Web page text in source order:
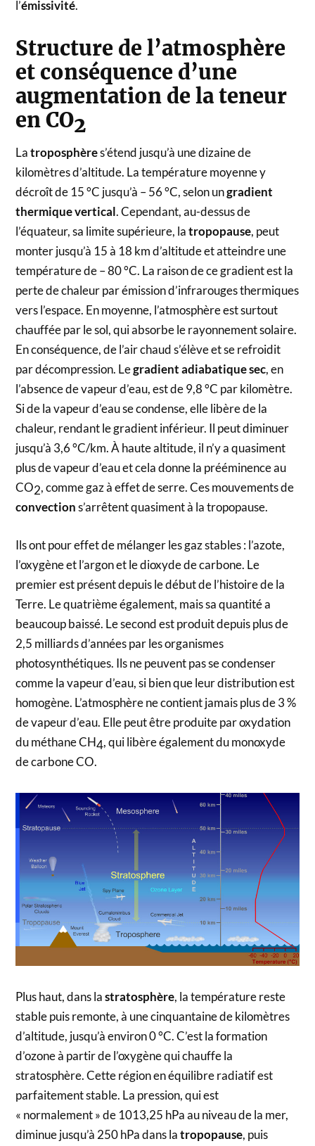
l’émissivité.
Structure de l’atmosphère
et conséquence d’une
augmentation de la teneur
en CO2
Latroposphères’étend jusqu’à une dizaine de
kilomètres d’altitude. La température moyenne y
décroît de 15 °C jusqu’à – 56 °C, selon ungradient
thermique vertical. Cependant, au-dessus de
l’équateur, sa limite supérieure, latropopause, peut
monter jusqu’à 15 à 18 km d’altitude et atteindre une
température de – 80 °C. La raison de ce gradient est la
perte de chaleur par émission d’infrarouges thermiques
vers l’espace. En moyenne, l’atmosphère est surtout
chauffée par le sol, qui absorbe le rayonnement solaire.
En conséquence, de l’air chaud s’élève et se refroidit
par décompression. Legradient adiabatique sec, en
l’absence de vapeur d’eau, est de 9,8 °C par kilomètre.
Si de la vapeur d’eau se condense, elle libère de la
chaleur, rendant le gradient inférieur. Il peut diminuer
jusqu’à 3,6 °C/km. À haute altitude, il n’y a quasiment
plus de vapeur d’eau et cela donne la prééminence au
CO2, comme gaz à effet de serre. Ces mouvements de
convections’arrêtent quasiment à la tropopause.
Ils ont pour effet de mélanger les gaz stables : l’azote,
l’oxygène et l’argon et le dioxyde de carbone. Le
premier est présent depuis le début de l’histoire de la
Terre. Le quatrième également, mais sa quantité a
beaucoup baissé. Le second est produit depuis plus de
2,5 milliards d’années par les organismes
photosynthétiques. Ils ne peuvent pas se condenser
comme la vapeur d’eau, si bien que leur distribution est
homogène. L’atmosphère ne contient jamais plus de 3 %
de vapeur d’eau. Elle peut être produite par oxydation
du méthane CH4, qui libère également du monoxyde
de carbone CO.
Plus haut, dans lastratosphère, la température reste
stable puis remonte, à une cinquantaine de kilomètres
d’altitude, jusqu’à environ 0 °C. C’est la formation
d’ozone à partir de l’oxygène qui chauffe la
stratosphère. Cette région en équilibre radiatif est
parfaitement stable. La pression, qui est
« normalement » de 1013,25 hPa au niveau de la mer,
diminue jusqu’à 250 hPa dans latropopause, puis